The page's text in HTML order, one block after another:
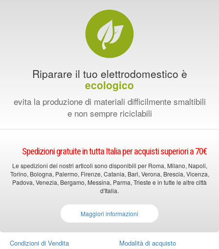
Riparare il tuo elettrodomestico è
ecologico
evita la produzione di materiali difficilmente smaltibili
e non sempre riciclabili
Spedizioni gratuite in tutta Italia per acquisti superiori a 70€
Le spedizioni dei nostri articoli sono disponibili per Roma, Milano, Napoli,
Torino, Bologna, Palermo, Firenze, Catania, Bari, Verona, Brescia, Vicenza,
Padova, Venezia, Bergamo, Messina, Parma, Trieste e in tutte le altre città
d'Italia.
Maggiori informazioni
Condizioni di Vendita Modalità di acquisto